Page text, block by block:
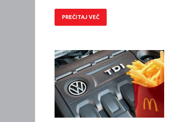
PREČITAJ VEČ